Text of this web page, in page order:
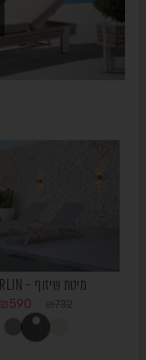
מיטת שיזוף – MERLIN
732
₪590